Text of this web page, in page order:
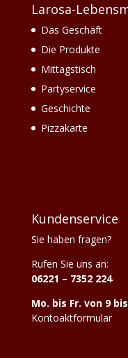
Larosa-
Das Geschäft
Die Produkte
Mittagstisch
Partyservice
Geschichte
Pizzakarte
Kundenservice
Sie haben fragen?
Rufen Sie uns an:
06221 – 7352 224
Mo. bis Fr. von 9
Kontoaktformular